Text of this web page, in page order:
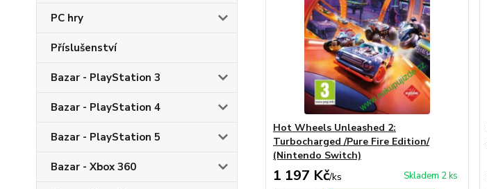
PC hry
Příslušenství
Bazar - PlayStation 3
Bazar - PlayStation 4
Bazar - PlayStation 5
Bazar - Xbox 360
Hot Wheels Unleashed 2:
Turbocharged /Pure Fire Edition/
(Nintendo Switch)
1 197 Kč/ks Skladem 2 ks